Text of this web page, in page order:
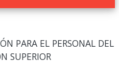
PARA EL PERSONAL DEL
SUPERIOR